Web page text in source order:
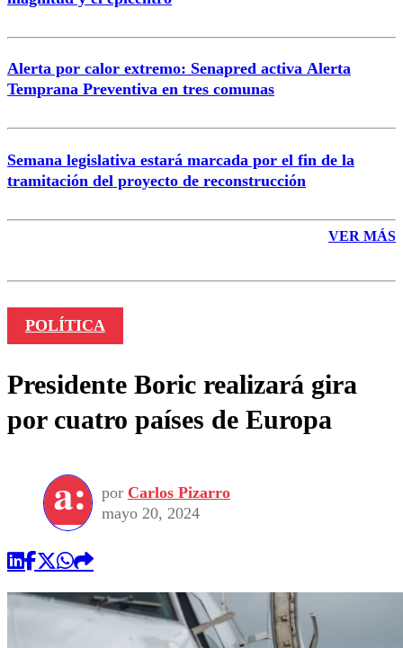
Alerta por calor extremo: Senapred activa Alerta
Temprana Preventiva en tres comunas
Semana legislativa estará marcada por el fin de la
tramitación del proyecto de reconstrucción
VER MÁS
POLÍTICA
Presidente Boric realizará gira
por cuatro países de Europa
por Carlos Pizarro
mayo 20, 2024